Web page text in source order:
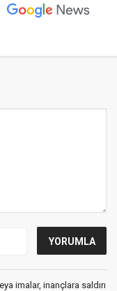
imalar, inançlara saldırı